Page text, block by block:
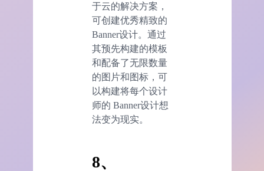
于云的解决方案，
可创建优秀精致的
Banner设计。通过
其预先构建的模板
和配备了无限数量
的图片和图标，可
以构建将每个设计
师的 Banner设计想
法变为现实。
8、